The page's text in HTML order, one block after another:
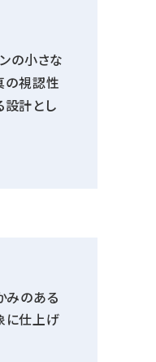
の小さな
の視認性
設計とし
みのある
に仕上げ